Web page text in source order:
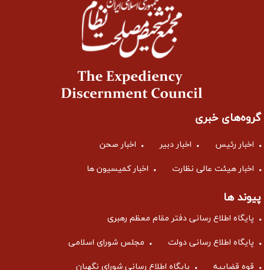
گروه‌های خبری
اخبار رئیس اخبار دبیر اخبار صحن
اخبار هیئت عالی نظارت اخبار کمیسیون ها
پیوند ها
پایگاه اطلاع رسانی دفتر مقام معظم رهبری
پایگاه اطلاع رسانی دولت مجلس شورای اسلامی
قوه قضاییه پایگاه اطلاع رسانی شورای نگهبان